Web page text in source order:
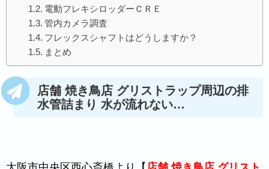
電動フレキシロッダーＣＲＥ
管内カメラ調査
フレックスシャフトはどうしますか？
まとめ
店舗 焼き鳥店 グリストラップ周辺の排
水管詰まり 水が流れない…